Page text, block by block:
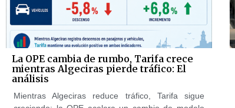
La OPE cambia de rumbo, Tarifa crece
mientras Algeciras pierde tráfico: El
análisis
Mientras Algeciras reduce tráfico, Tarifa sigue